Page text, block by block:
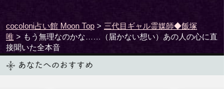
cocoloni占い館 Moon Top > 三代目ギャル霊媒師◆飯塚
唯 > もう無理なのかな……（届かない想い）あの人の心に直
接聞いた全本音
あなたへのおすすめ